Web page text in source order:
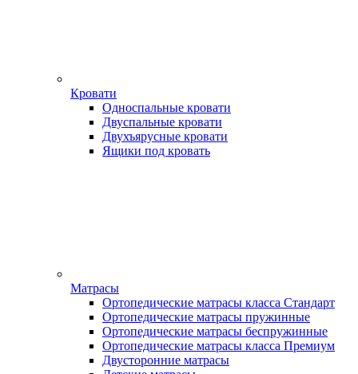
Кровати
Односпальные кровати
Двуспальные кровати
Двухъярусные кровати
Ящики под кровать
Матрасы
Ортопедические матрасы класса Стандарт
Ортопедические матрасы пружинные
Ортопедические матрасы беспружинные
Ортопедические матрасы класса Премиум
Двусторонние матрасы